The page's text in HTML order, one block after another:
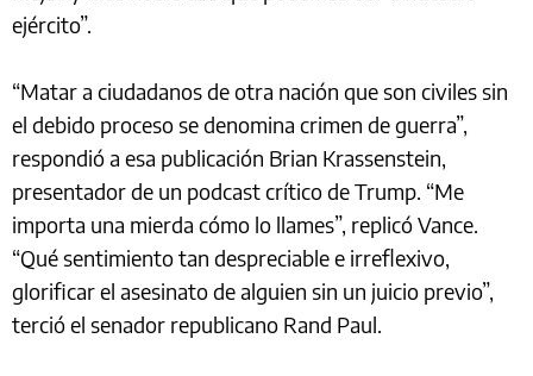
ejército”.
“Matar a ciudadanos de otra nación que son civiles sin
el debido proceso se denomina crimen de guerra”,
respondió a esa publicación Brian Krassenstein,
presentador de un podcast crítico de Trump. “Me
importa una mierda cómo lo llames”, replicó Vance.
“Qué sentimiento tan despreciable e irreflexivo,
glorificar el asesinato de alguien sin un juicio previo”,
terció el senador republicano Rand Paul.